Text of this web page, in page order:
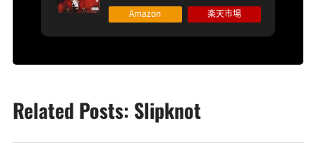
Amazon 楽天市場
Related Posts: Slipknot